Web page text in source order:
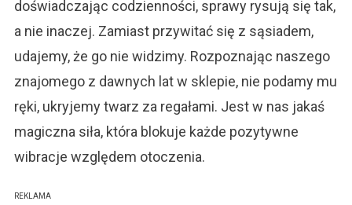
doświadczając codzienności, sprawy rysują się tak,
a nie inaczej. Zamiast przywitać się z sąsiadem,
udajemy, że go nie widzimy. Rozpoznając naszego
znajomego z dawnych lat w sklepie, nie podamy mu
ręki, ukryjemy twarz za regałami. Jest w nas jakaś
magiczna siła, która blokuje każde pozytywne
wibracje względem otoczenia.
REKLAMA